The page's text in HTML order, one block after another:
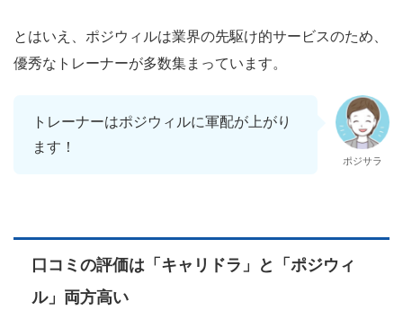
とはいえ、ポジウィルは業界の先駆け的サービスのため、
優秀なトレーナーが多数集まっています。
トレーナーはポジウィルに軍配が上がり
ます！
ポジサラ
口コミの評価は「キャリドラ」と「ポジウィ
ル」両方高い